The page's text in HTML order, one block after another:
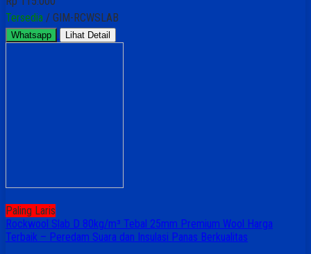
Tersedia / GIM-RCWSLAB
Whatsapp Lihat Detail
Paling Laris
Rockwool Slab D 80kg/m³ Tebal 25mm Premium Wool Harga
Terbaik – Peredam Suara dan Insulasi Panas Berkualitas